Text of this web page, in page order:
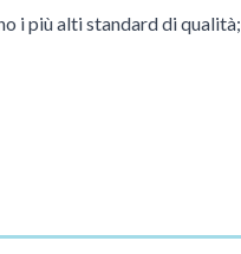
i più alti standard di qualità;